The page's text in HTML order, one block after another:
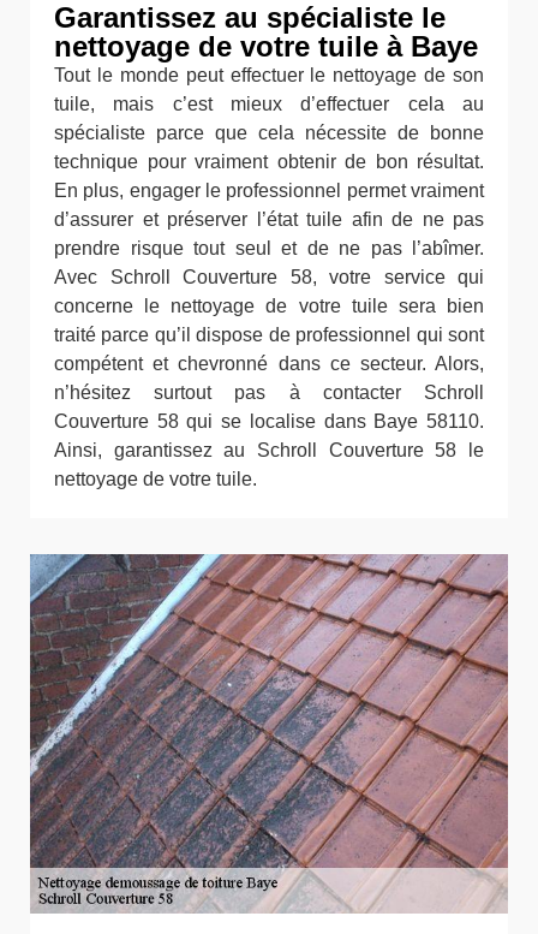
Garantissez au spécialiste le
nettoyage de votre tuile à Baye
Tout le monde peut effectuer le nettoyage de son
tuile, mais c’est mieux d’effectuer cela au
spécialiste parce que cela nécessite de bonne
technique pour vraiment obtenir de bon résultat.
En plus, engager le professionnel permet vraiment
d’assurer et préserver l’état tuile afin de ne pas
prendre risque tout seul et de ne pas l’abîmer.
Avec Schroll Couverture 58, votre service qui
concerne le nettoyage de votre tuile sera bien
traité parce qu’il dispose de professionnel qui sont
compétent et chevronné dans ce secteur. Alors,
n’hésitez surtout pas à contacter Schroll
Couverture 58 qui se localise dans Baye 58110.
Ainsi, garantissez au Schroll Couverture 58 le
nettoyage de votre tuile.